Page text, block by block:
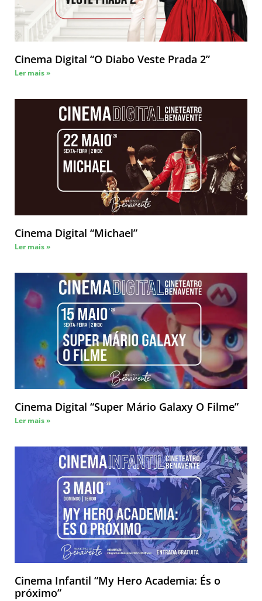
Cinema Digital “O Diabo Veste Prada 2”
Ler mais »
Cinema Digital “Michael”
Ler mais »
Cinema Digital “Super Mário Galaxy O Filme”
Ler mais »
Cinema Infantil “My Hero Academia: És o
próximo”